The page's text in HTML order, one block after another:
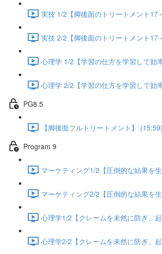
実技 1/2【脚後面のトリートメント17
実技 2/2【脚後面のトリートメント17
心理学 1/2【学習の仕方を学習して効
心理学 2/2【学習の仕方を学習して効
PG8.5
【脚後面フルトリートメント】 (15:59)
Program 9
マーケティング1/2【圧倒的な結果を
マーケティング2/2【圧倒的な結果を
心理学1/2【クレームを未然に防ぎ、
心理学2/2【クレームを未然に防ぎ、